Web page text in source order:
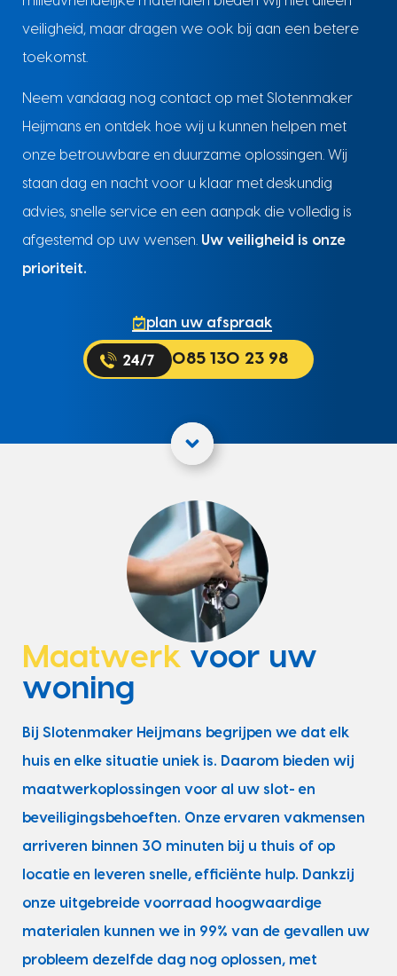
veiligheid, maar dragen we ook bij aan een betere
toekomst.
Neem vandaag nog contact op met Slotenmaker
Heijmans en ontdek hoe wij u kunnen helpen met
onze betrouwbare en duurzame oplossingen. Wij
staan dag en nacht voor u klaar met deskundig
advies, snelle service en een aanpak die volledig is
afgestemd op uw wensen. Uw veiligheid is onze
prioriteit.
plan uw afspraak
085 130 23 98
Maatwerk voor uw
woning
Bij Slotenmaker Heijmans begrijpen we dat elk
huis en elke situatie uniek is. Daarom bieden wij
maatwerkoplossingen voor al uw slot- en
beveiligingsbehoeften. Onze ervaren vakmensen
arriveren binnen 30 minuten bij u thuis of op
locatie en leveren snelle, efficiënte hulp. Dankzij
onze uitgebreide voorraad hoogwaardige
materialen kunnen we in 99% van de gevallen uw
probleem dezelfde dag nog oplossen, met